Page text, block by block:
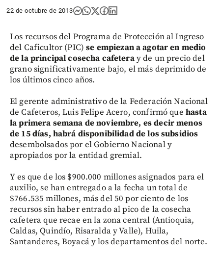
22 de octubre de 2013
Los recursos del Programa de Protección al Ingreso
del Caficultor (PIC)se empiezan a agotar en medio
de la principal cosecha cafeteray de un precio del
grano significativamente bajo, el más deprimido de
los últimos cinco años.
El gerente administrativo de la Federación Nacional
de Cafeteros, Luis Felipe Acero, confirmó que hasta
la primera semana de noviembre, es decir menos
de 15 días, habrá disponibilidad de los subsidios
desembolsados por el Gobierno Nacional y
apropiados por la entidad gremial.
Y es que de los $900.000 millones asignados para el
auxilio, se han entregado a la fecha un total de
$766.535 millones, más del 50 por ciento de los
recursos sin haber entrado al pico de la cosecha
cafetera que recae en la zona central (Antioquia,
Caldas, Quindío, Risaralda y Valle), Huila,
Santanderes, Boyacá y los departamentos del norte.